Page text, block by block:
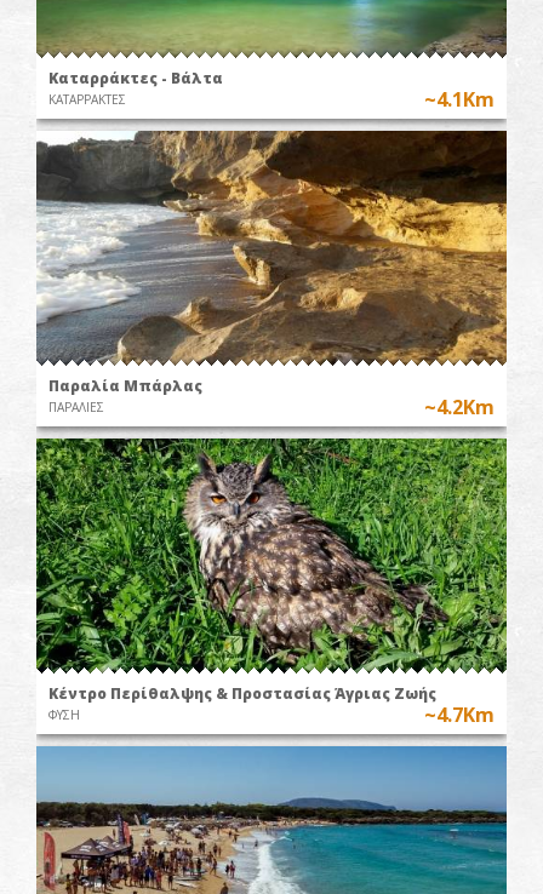
Καταρράκτες - Βάλτα
ΚΑΤΑΡΡΑΚΤΕΣ ~4.1Km
Παραλία Μπάρλας
ΠΑΡΑΛΙΕΣ ~4.2Km
Κέντρο Περίθαλψης & Προστασίας Άγριας Ζωής
ΦΥΣΗ ~4.7Km